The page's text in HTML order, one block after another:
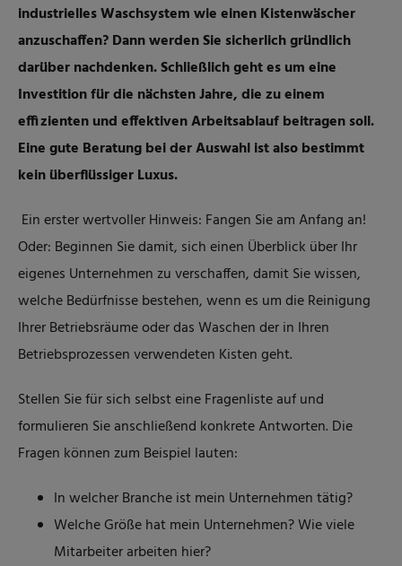
industrielles Waschsystem wie einen Kistenwäscher
anzuschaffen? Dann werden Sie sicherlich gründlich
darüber nachdenken. Schließlich geht es um eine
Investition für die nächsten Jahre, die zu einem
effizienten und effektiven Arbeitsablauf beitragen soll.
Eine gute Beratung bei der Auswahl ist also bestimmt
kein überflüssiger Luxus.
Ein erster wertvoller Hinweis: Fangen Sie am Anfang an!
Oder: Beginnen Sie damit, sich einen Überblick über Ihr
eigenes Unternehmen zu verschaffen, damit Sie wissen,
welche Bedürfnisse bestehen, wenn es um die Reinigung
Ihrer Betriebsräume oder das Waschen der in Ihren
Betriebsprozessen verwendeten Kisten geht.
Stellen Sie für sich selbst eine Fragenliste auf und
formulieren Sie anschließend konkrete Antworten. Die
Fragen können zum Beispiel lauten:
In welcher Branche ist mein Unternehmen tätig?
Welche Größe hat mein Unternehmen? Wie viele
Mitarbeiter arbeiten hier?